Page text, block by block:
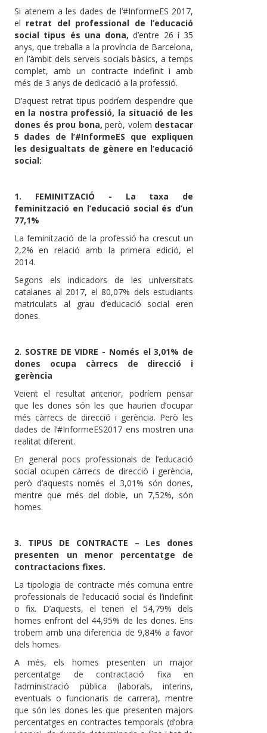
Si atenem a les dades de l’#InformeES 2017,
el retrat del professional de l’educació
social tipus és una dona, d’entre 26 i 35
anys, que treballa a la província de Barcelona,
en l’àmbit dels serveis socials bàsics, a temps
complet, amb un contracte indefinit i amb
més de 3 anys de dedicació a la professió.
D’aquest retrat tipus podríem despendre que
en la nostra professió, la situació de les
dones és prou bona, però, volem destacar
5 dades de l’#InformeES que expliquen
les desigualtats de gènere en l’educació
social:
1. FEMINITZACIÓ - La taxa de
feminització en l’educació social és d’un
77,1%
La feminització de la professió ha crescut un
2,2% en relació amb la primera edició, el
2014.
Segons els indicadors de les universitats
catalanes al 2017, el 80,07% dels estudiants
matriculats al grau d’educació social eren
dones.
2. SOSTRE DE VIDRE - Només el 3,01% de
dones ocupa càrrecs de direcció i
gerència
Veient el resultat anterior, podríem pensar
que les dones són les que haurien d’ocupar
més càrrecs de direcció i gerència. Però les
dades de l’#InformeES2017 ens mostren una
realitat diferent.
En general pocs professionals de l’educació
social ocupen càrrecs de direcció i gerència,
però d’aquests només el 3,01% són dones,
mentre que més del doble, un 7,52%, són
homes.
3. TIPUS DE CONTRACTE – Les dones
presenten un menor percentatge de
contractacions fixes.
La tipologia de contracte més comuna entre
professionals de l’educació social és l’indefinit
o fix. D’aquests, el tenen el 54,79% dels
homes enfront del 44,95% de les dones. Ens
trobem amb una diferencia de 9,84% a favor
dels homes.
A més, els homes presenten un major
percentatge de contractació fixa en
l’administració pública (laborals, interins,
eventuals o funcionaris de carrera), mentre
que són les dones les que presenten majors
percentatges en contractes temporals (d’obra